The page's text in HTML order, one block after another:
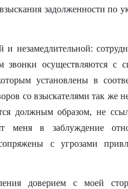
задолженности по
и незамедлительной:
звонки осуществляются с
установлены в
со взыскателями так же
должным образом, не
меня в заблуждение
с угрозами
доверием с моей